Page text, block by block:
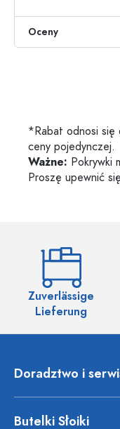
Oceny
*Rabat odnosi się
ceny pojedynczej.
Ważne: Pokrywki
Proszę upewnić
Zuverlässige
Lieferung
Doradztwo i
Butelki Słoiki